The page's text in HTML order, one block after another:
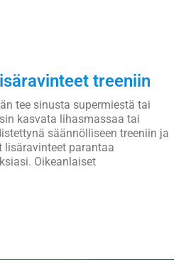
treeniin
tee sinusta supermiestä tai
kasvata lihasmassaa tai
säännölliseen treeniin ja
lisäravinteet parantaa
Oikeanlaiset